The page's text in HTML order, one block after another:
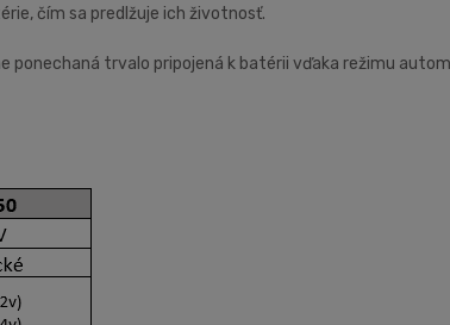
čím sa predlžuje ich životnosť.
ponechaná trvalo pripojená k batérii vďaka režimu